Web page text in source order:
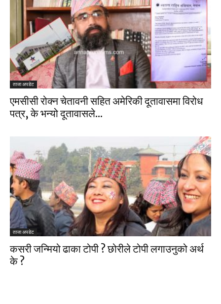
ताजा अपडेट
एमसीसी रोक्न चेतावनी सहित अमेरिकी दूतावासमा विरोध
पत्र, के भन्यो दूतावासले...
ताजा अपडेट
कसरी जन्मियो ढाका टोपी ? छोरीले टोपी लगाउनुको अर्थ
के ?